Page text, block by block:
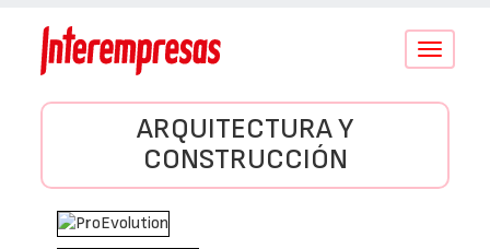
Conmutar
ARQUITECTURA Y
CONSTRUCCIÓN